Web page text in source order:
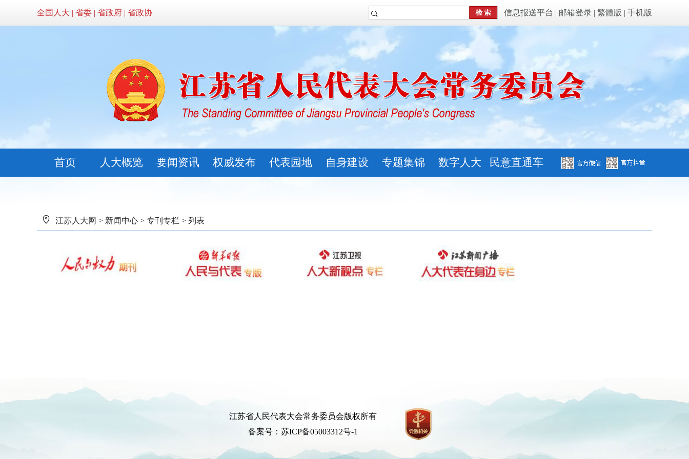
全国人大 | 省委 | 省政府 | 省政协 信息报送平台 | 邮箱登录 | 繁體版 | 手机版
首页 人大概览 要闻资讯 权威发布 代表园地 自身建设 专题集锦 数字人大 民意直通车
江苏人大网 > 新闻中心 > 专刊专栏 > 列表
江苏省人民代表大会常务委员会版权所有
备案号：苏ICP备05003312号-1